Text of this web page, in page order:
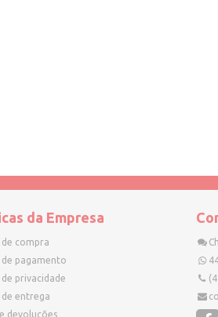
da Empresa
compra
pagamento
privacidade
entrega
devoluções